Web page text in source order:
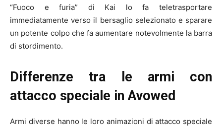
“Fuoco e furia” di Kai lo fa teletrasportare
immediatamente verso il bersaglio selezionato e sparare
un potente colpo che fa aumentare notevolmente la barra
di stordimento.
Differenze tra le armi con
attacco speciale in Avowed
Armi diverse hanno le loro animazioni di attacco speciale